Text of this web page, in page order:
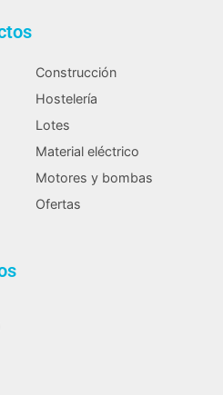
Construcción
Hostelería
Lotes
Material eléctrico
Motores y bombas
Ofertas